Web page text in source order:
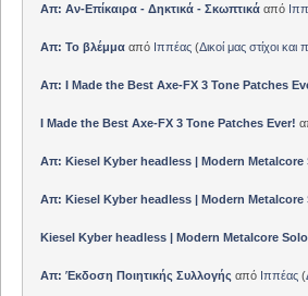
Απ: Αν-Επίκαιρα - Δηκτικά - Σκωπτικά από
Απ: Το βλέμμα από Ιππέας(Δικοί μας στίχοι και
Απ: I Made the Best Axe-FX 3 Tone Patches
I Made the Best Axe-FX 3 Tone Patches Ever!
Απ: Kiesel Kyber headless | Modern Metalcore
Απ: Kiesel Kyber headless | Modern Metalcore
Kiesel Kyber headless | Modern Metalcore Solo
Απ: Έκδοση Ποιητικής Συλλογής από Ιππέας(